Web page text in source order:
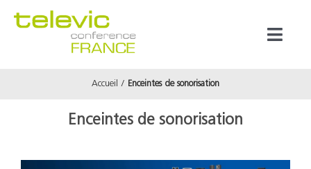
Accueil Enceintes de sonorisation
Enceintes de sonorisation